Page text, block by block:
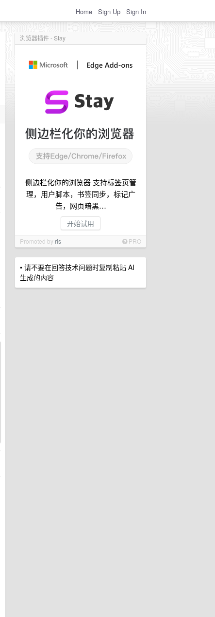
Home Sign Up Sign In
浏览器插件 - Stay
侧边栏化你的浏览器 支持标签页管
理，用户脚本，书签同步，标记广
告，网页暗黑…
开始试用
Promoted by ris PRO
• 请不要在回答技术问题时复制粘贴 AI
生成的内容